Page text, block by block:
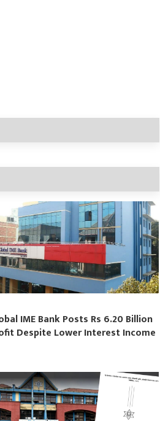
IME Bank Posts Rs 6.20 Billion
Despite Lower Interest Income